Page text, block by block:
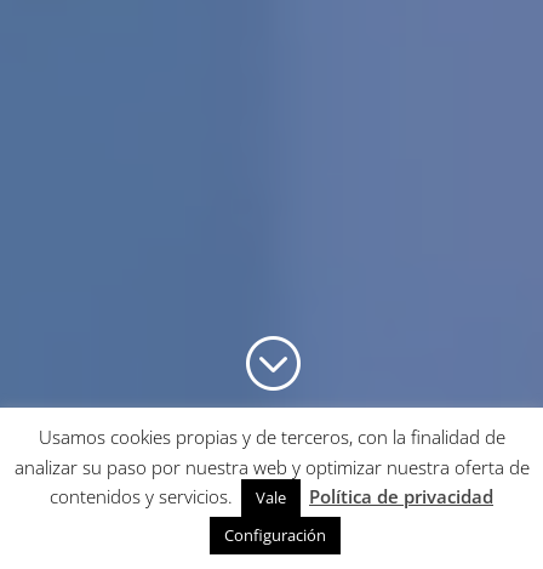
;
Usamos cookies propias y de terceros, con la finalidad de
analizar su paso por nuestra web y optimizar nuestra oferta de
contenidos y servicios.
Vale Política de privacidad
Configuración